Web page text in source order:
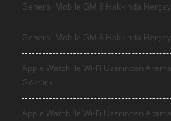
General Mobile GM 8 Hakkında
General Mobile GM 8 Hakkında
Apple Watch İle Wi-Fi Üzerinden
Göktürk
Apple Watch İle Wi-Fi Üzerinden